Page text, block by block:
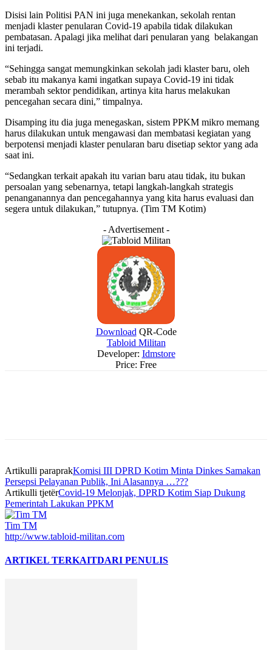
Disisi lain Politisi PAN ini juga menekankan, sekolah rentan
menjadi klaster penularan Covid-19 apabila tidak dilakukan
pembatasan. Apalagi jika melihat dari penularan yang belakangan
ini terjadi.
“Sehingga sangat memungkinkan sekolah jadi klaster baru, oleh
sebab itu makanya kami ingatkan supaya Covid-19 ini tidak
merambah sektor pendidikan, artinya kita harus melakukan
pencegahan secara dini,” timpalnya.
Disamping itu dia juga menegaskan, sistem PPKM mikro memang
harus dilakukan untuk mengawasi dan membatasi kegiatan yang
berpotensi menjadi klaster penularan baru disetiap sektor yang ada
saat ini.
“Sedangkan terkait apakah itu varian baru atau tidak, itu bukan
persoalan yang sebenarnya, tetapi langkah-langkah strategis
penanganannya dan pencegahannya yang kita harus evaluasi dan
segera untuk dilakukan,” tutupnya. (Tim TM Kotim)
- Advertisement -
Download QR-Code
Tabloid Militan
Developer: Idmstore
Price: Free
Artikulli paraprakKomisi III DPRD Kotim Minta Dinkes Samakan
Persepsi Pelayanan Publik, Ini Alasannya …???
Artikulli tjetërCovid-19 Melonjak, DPRD Kotim Siap Dukung
Pemerintah Lakukan PPKM
Tim TM
http://www.tabloid-militan.com
ARTIKEL TERKAITDARI PENULIS